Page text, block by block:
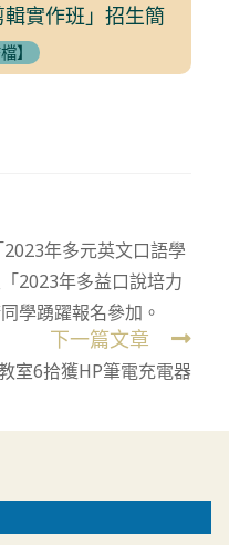
實作班」招生簡
】
年多元英文口語學
2023年多益口說培力
學踴躍報名參加。
下一篇文章
室6拾獲HP筆電充電器